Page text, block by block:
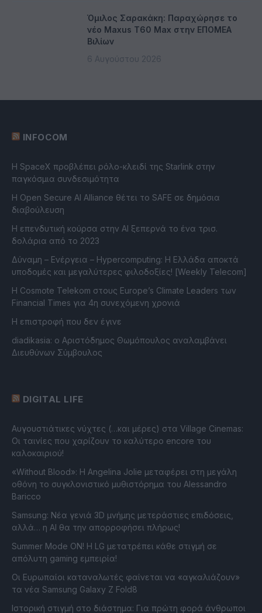
Όμιλος Σαρακάκη: Παραχώρησε το
νέο Maxus T60 Max στην ΕΠΟΜΕΑ
Βιλίων
6 Αυγούστου 2026
INFOCOM
Η SpaceX προβλέπει ρόλο-κλειδί της Starlink στην
παγκόσμια συνδεσιμότητα
Η Open Secure AI Alliance θέτει το SAFE σε δημόσια
διαβούλευση
Η επενδυτική κούρσα στην AI ξεπερνά το ένα τρισ.
δολάρια από το 2023
Δύναμη – Ενέργεια – Ηypercomputing: Η Ελλάδα αποκτά
υποδομές και μεγαλύτερες φιλοδοξίες! [Weekly Telecom]
Η Cosmote Telekom στους Europe’s Climate Leaders των
Financial Times για 4η συνεχόμενη χρονιά
Η επιστροφή που δεν έγινε
diadikasia: ο Αριστόδημος Θωμόπουλος αναλαμβάνει
Διευθύνων Σύμβουλος
DIGITAL LIFE
Αυγουστιάτικες νύχτες (…και μέρες) στα Village Cinemas:
Οι ταινίες που χαρίζουν το καλύτερο encore του
καλοκαιριού!
«Without Blood»: Η Angelina Jolie μεταφέρει στη μεγάλη
οθόνη το συγκλονιστικό μυθιστόρημα του Alessandro
Baricco
Samsung: Νέα γενιά 3D μνήμης μετεράστιες επιδόσεις,
αλλά… η AI θα την απορροφήσει πλήρως!
Summer Mode ON! Η LG μετατρέπει κάθε στιγμή σε
απόλυτη gaming εμπειρία!
Οι Ευρωπαίοι καταναλωτές φαίνεται να «αγκαλιάζουν»
τα νέα Samsung Galaxy Z Fold8
Ιστορική στιγμή στο διάστημα: Για πρώτη φορά άνθρωποι